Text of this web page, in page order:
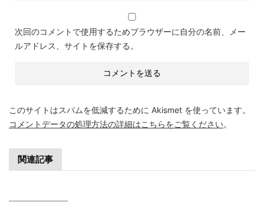
次回のコメントで使用するためブラウザーに自分の名前、メー
ルアドレス、サイトを保存する。
このサイトはスパムを低減するために Akismet を使っています。
コメントデータの処理方法の詳細はこちらをご覧ください。
関連記事